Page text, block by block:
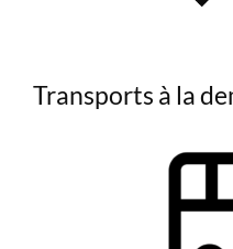
Transports à la